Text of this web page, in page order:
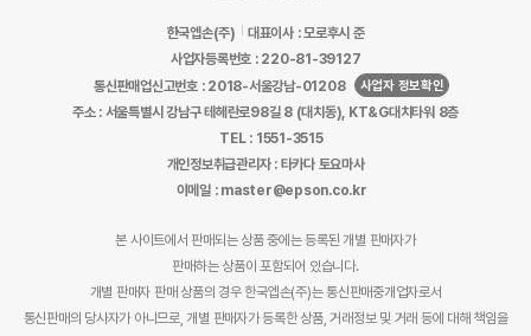
한국엡손(주)
대표이사 : 모로후시 준
사업자등록번호 : 220-81-39127
통신판매업신고번호 : 2018-서울강남-01208
사업자 정보확인
주소 : 서울특별시 강남구 테헤란로98길 8 (대치동), KT&G대치타워 8층
TEL : 1551-3515
개인정보취급관리자 : 타카다 토요마사
이메일 : master@epson.co.kr
본 사이트에서 판매되는 상품 중에는 등록된 개별 판매자가
판매하는 상품이 포함되어 있습니다.
개별 판매자 판매 상품의 경우 한국엡손(주)는 통신판매중개업자로서
통신판매의 당사자가 아니므로, 개별 판매자가 등록한 상품, 거래정보 및 거래 등에 대해 책임을